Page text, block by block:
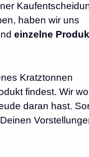
haben wir uns
einzelne
Kratztonnen
findest. Wir
daran hast.